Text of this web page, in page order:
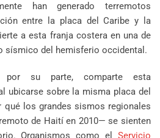
han generado terremotos
entre la placa del Caribe y la
a esta franja costera en una de
sísmico del hemisferio occidental.
por su parte, comparte esta
ubicarse sobre la misma placa del
qué los grandes sismos regionales
de Haití en 2010— se sienten
Organismos como el Servicio